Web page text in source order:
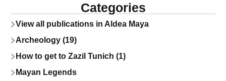
Categories
View all publications in Aldea Maya
Archeology (19)
How to get to Zazil Tunich (1)
Mayan Legends